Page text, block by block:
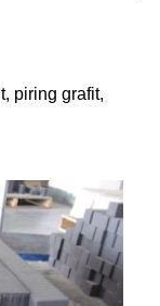
piring grafit,